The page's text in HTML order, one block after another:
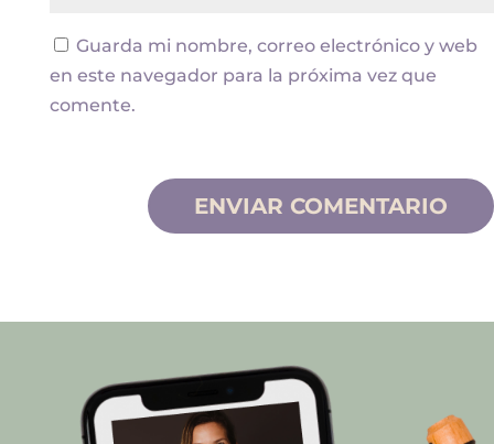
Guarda mi nombre, correo electrónico y web
en este navegador para la próxima vez que
comente.
ENVIAR COMENTARIO